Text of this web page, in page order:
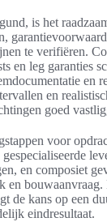
is het
te verifiëren.
en leg garanties
en
en
goed
voor
en composiet
en
de kans op een
eindresultaat.